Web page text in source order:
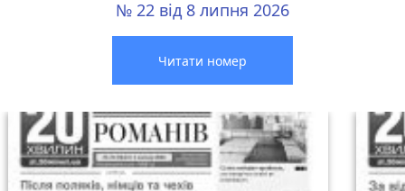
№ 22 від 8 липня 2026
Читати номер